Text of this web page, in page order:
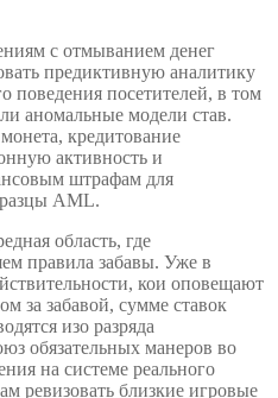
с отмыванием денег
предиктивную аналитику
поведения посетителей, в том
аномальные модели став.
кредитование
активность и
штрафам для
AML.
область, где
правила забавы. Уже в
кои оповещают
за забавой, сумме ставок
изо разряда
обязательных манеров во
на системе реального
ревизовать близкие игровые